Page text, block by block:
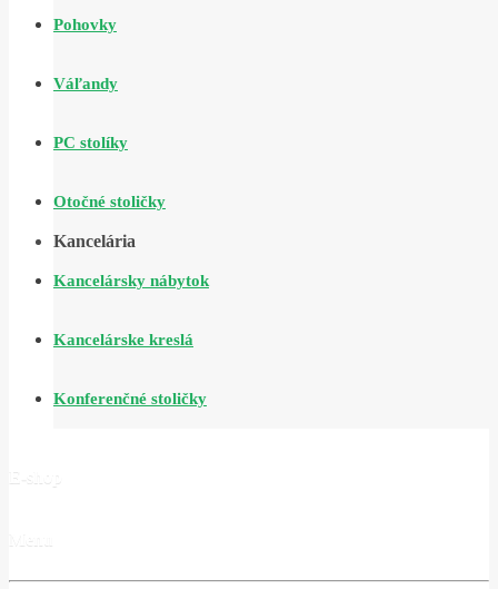
Pohovky
Váľandy
PC stolíky
Otočné stoličky
Kancelária
Kancelársky nábytok
Kancelárske kreslá
Konferenčné stoličky